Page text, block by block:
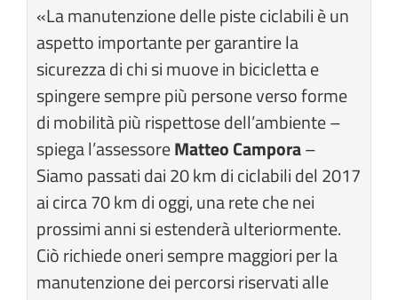
«La manutenzione delle piste ciclabili è un
aspetto importante per garantire la
sicurezza di chi si muove in bicicletta e
spingere sempre più persone verso forme
di mobilità più rispettose dell’ambiente –
spiega l’assessoreMatteo Campora–
Siamo passati dai 20 km di ciclabili del 2017
ai circa 70 km di oggi, una rete che nei
prossimi anni si estenderà ulteriormente.
Ciò richiede oneri sempre maggiori per la
manutenzione dei percorsi riservati alle